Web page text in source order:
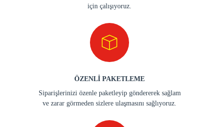
için çalışıyoruz.
ÖZENLİ PAKETLEME
Siparişlerinizi özenle paketleyip göndererek sağlam
ve zarar görmeden sizlere ulaşmasını sağlıyoruz.